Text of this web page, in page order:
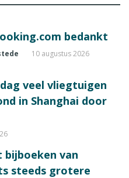
bedankt
10 augustus 2026
veel vliegtuigen
in Shanghai door
bijboeken van
steeds grotere